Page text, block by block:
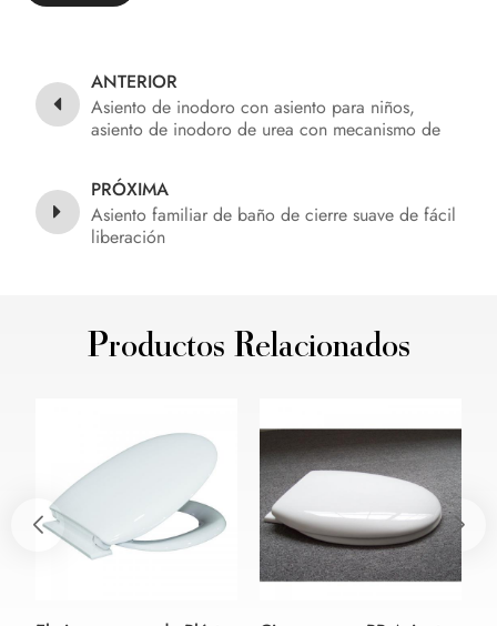
ANTERIOR
Asiento de inodoro con asiento para niños,
asiento de inodoro de urea con mecanismo de
PRÓXIMA
Asiento familiar de baño de cierre suave de fácil
liberación
Productos Relacionados